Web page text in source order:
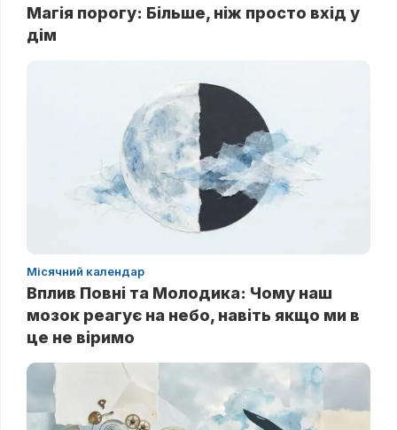
Магія порогу: Більше, ніж просто вхід у
дім
Місячний календар
Вплив Повні та Молодика: Чому наш
мозок реагує на небо, навіть якщо ми в
це не віримо